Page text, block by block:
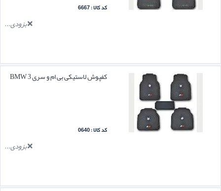
کد کالا : 6667
بزودی...
کفپوش لاستیکی بی ام و سری 3 BMW
کد کالا : 0640
بزودی...